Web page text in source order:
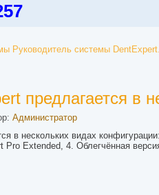
Руководитель системы
предлагается в
Администратор
в нескольких видах
Pro Extended, 4. Облегчённая